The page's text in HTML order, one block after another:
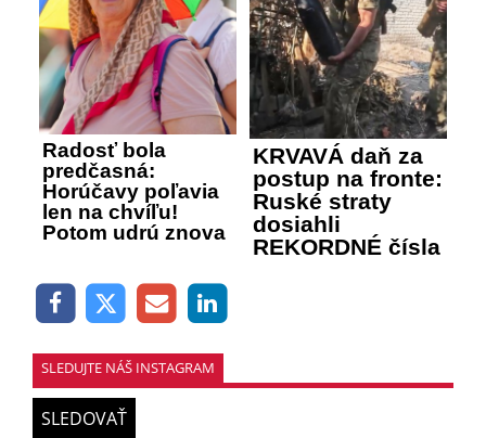
Radosť bola
predčasná:
Horúčavy poľavia
len na chvíľu!
Potom udrú znova
KRVAVÁ daň za
postup na fronte:
Ruské straty
dosiahli
REKORDNÉ čísla
SLEDUJTE NÁŠ INSTAGRAM
SLEDOVAŤ